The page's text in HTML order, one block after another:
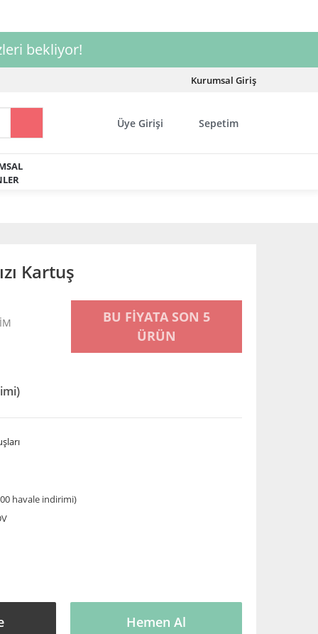
bekliyor!
Kurumsal Giriş
Üye Girişi Sepetim
Kartuş
BU FİYATA SON 5
ÜRÜN
havale indirimi)
Hemen Al